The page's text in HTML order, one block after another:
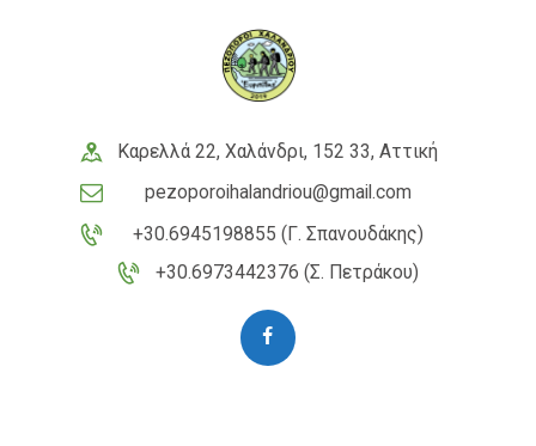
Καρελλά 22, Χαλάνδρι, 152 33, Αττική
pezoporoihalandriou@gmail.com
+30.6945198855 (Γ. Σπανουδάκης)
+30.6973442376 (Σ. Πετράκου)